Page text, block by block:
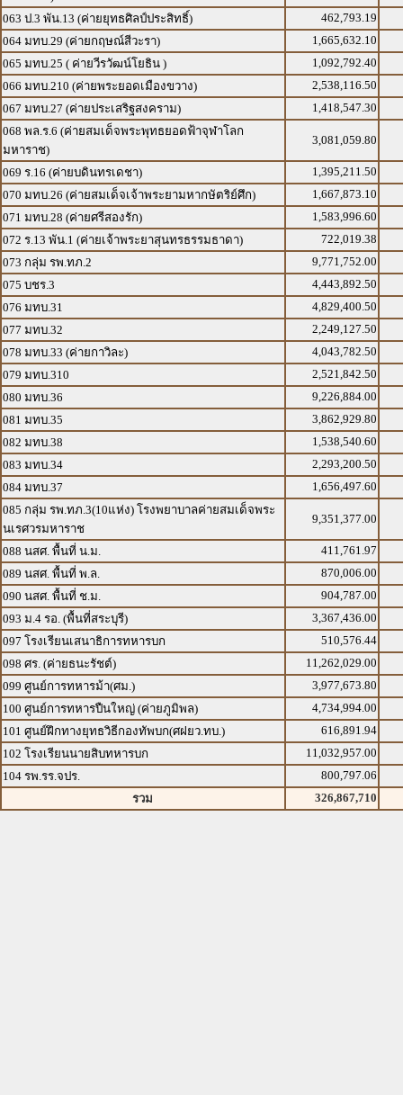
063 ป.3 พัน.13 (ค่ายยุทธศิลป์ประสิทธิ์)
462,793.19
064 มทบ.29 (ค่ายกฤษณ์สีวะรา)
1,665,632.10
065 มทบ.25 ( ค่ายวีรวัฒน์โยธิน )
1,092,792.40
066 มทบ.210 (ค่ายพระยอดเมืองขวาง)
2,538,116.50
067 มทบ.27 (ค่ายประเสริฐสงคราม)
1,418,547.30
068 พล.ร.6 (ค่ายสมเด็จพระพุทธยอดฟ้าจุฬาโลก
มหาราช)
3,081,059.80
069 ร.16 (ค่ายบดินทรเดชา)
1,395,211.50
070 มทบ.26 (ค่ายสมเด็จเจ้าพระยามหากษัตริย์ศึก)
1,667,873.10
071 มทบ.28 (ค่ายศรีสองรัก)
1,583,996.60
072 ร.13 พัน.1 (ค่ายเจ้าพระยาสุนทรธรรมธาดา)
722,019.38
073 กลุ่ม รพ.ทภ.2
9,771,752.00
075 บชร.3
4,443,892.50
076 มทบ.31
4,829,400.50
077 มทบ.32
2,249,127.50
078 มทบ.33 (ค่ายกาวิละ)
4,043,782.50
079 มทบ.310
2,521,842.50
080 มทบ.36
9,226,884.00
081 มทบ.35
3,862,929.80
082 มทบ.38
1,538,540.60
083 มทบ.34
2,293,200.50
084 มทบ.37
1,656,497.60
085 กลุ่ม รพ.ทภ.3(10แห่ง) โรงพยาบาลค่ายสมเด็จพระ
นเรศวรมหาราช
9,351,377.00
088 นสศ. พื้นที่ น.ม.
411,761.97
089 นสศ. พื้นที่ พ.ล.
870,006.00
090 นสศ. พื้นที่ ช.ม.
904,787.00
093 ม.4 รอ. (พื้นที่สระบุรี)
3,367,436.00
097 โรงเรียนเสนาธิการทหารบก
510,576.44
098 ศร. (ค่ายธนะรัชต์)
11,262,029.00
099 ศูนย์การทหารม้า(ศม.)
3,977,673.80
100 ศูนย์การทหารปืนใหญ่ (ค่ายภูมิพล)
4,734,994.00
101 ศูนย์ฝึกทางยุทธวิธีกองทัพบก(ศฝยว.ทบ.)
616,891.94
102 โรงเรียนนายสิบทหารบก
11,032,957.00
104 รพ.รร.จปร.
800,797.06
รวม
326,867,710